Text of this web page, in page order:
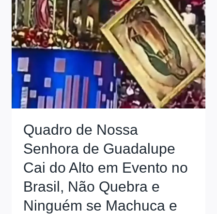
Quadro de Nossa
Senhora de Guadalupe
Cai do Alto em Evento no
Brasil, Não Quebra e
Ninguém se Machuca e